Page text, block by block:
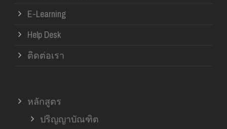
E-Learning
Help Desk
ติดต่อเรา
หลักสูตร
ปริญญาบัณฑิต